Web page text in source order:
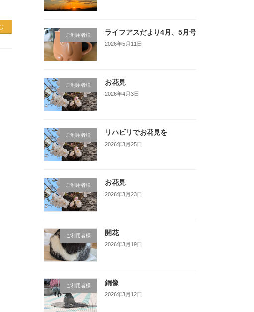
ご利用者様 ライフアスだより4月、5月号
2026年5月11日
ご利用者様 お花見
2026年4月3日
ご利用者様 リハビリでお花見を
2026年3月25日
ご利用者様 お花見
2026年3月23日
ご利用者様 開花
2026年3月19日
ご利用者様 銅像
2026年3月12日